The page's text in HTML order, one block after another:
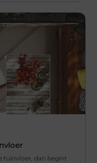
tuinvloer, dan begint